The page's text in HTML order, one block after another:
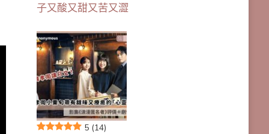
子又酸又甜又苦又澀
5 (14)